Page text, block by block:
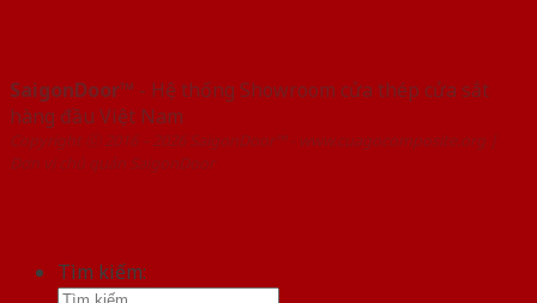
SaigonDoor™ - Hệ thống Showroom cửa thép cửa sắt
hàng đầu Việt Nam
Copyright ⓒ 2016 – 2026 SaigonDoor™ - www.cuagocomposite.org |
Đơn vị chủ quản SaigonDoor
Tìm kiếm: